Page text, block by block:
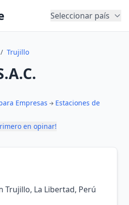
Seleccionar país
/ Trujillo
Empresas
Estaciones de
en opinar!
Trujillo, La Libertad, Perú